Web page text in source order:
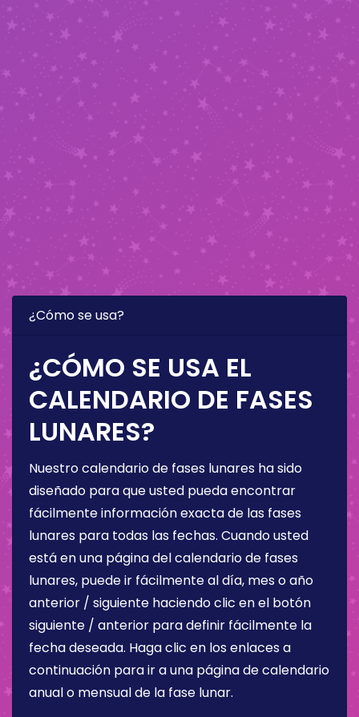
¿Cómo se usa?
¿CÓMO SE USA EL
CALENDARIO DE FASES
LUNARES?
Nuestro calendario de fases lunares ha sido
diseñado para que usted pueda encontrar
fácilmente información exacta de las fases
lunares para todas las fechas. Cuando usted
está en una página del calendario de fases
lunares, puede ir fácilmente al día, mes o año
anterior / siguiente haciendo clic en el botón
siguiente / anterior para definir fácilmente la
fecha deseada. Haga clic en los enlaces a
continuación para ir a una página de calendario
anual o mensual de la fase lunar.